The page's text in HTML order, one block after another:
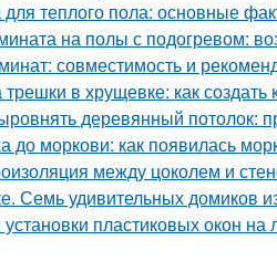
теплого пола: основные
на полы с подогревом:
совместимость и
в хрущевке: как
деревянный потолок:
до моркови: как появилась
между цоколем и
Семь удивительных домиков
пластиковых окон